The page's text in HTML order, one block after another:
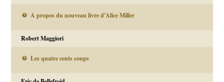
A propos du nouveau livre d’Alice Miller
Robert Maggiori
Les quatre cents coups